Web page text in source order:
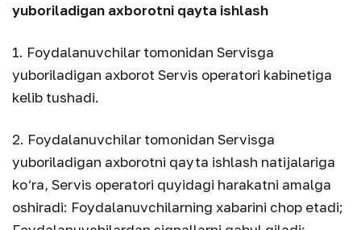
yuboriladigan axborotni qayta ishlash
1. Foydalanuvchilar tomonidan Servisga
yuboriladigan axborot Servis operatori kabinetiga
kelib tushadi.
2. Foydalanuvchilar tomonidan Servisga
yuboriladigan axborotni qayta ishlash natijalariga
ko‘ra, Servis operatori quyidagi harakatni amalga
oshiradi: Foydalanuvchilarning xabarini chop etadi;